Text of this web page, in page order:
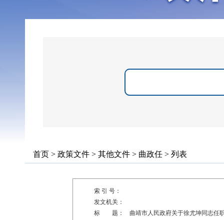
首页 > 政策文件 > 其他文件 > 曲政任 > 列表
索 引 号：
发文机关：
标 题：
曲靖市人民政府关于徐尤坤同志任